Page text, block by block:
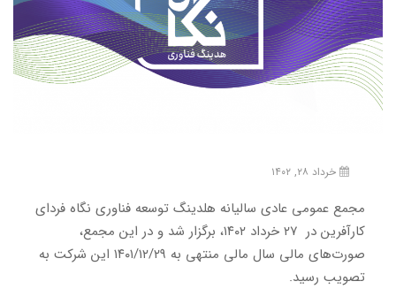
خرداد ۲۸, ۱۴۰۲
مجمع عمومی عادی سالیانه هلدینگ توسعه فناوری نگاه فردای
کارآفرین در ۲۷ خرداد ۱۴۰۲، برگزار شد و در این مجمع،
صورت‌های مالی سال مالی منتهی به ۱۴۰۱/۱۲/۲۹ این شرکت به
تصویب رسید.